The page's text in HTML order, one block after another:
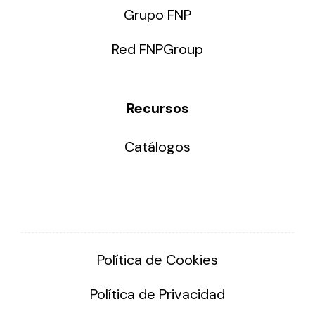
Grupo FNP
Red FNPGroup
Recursos
Catálogos
Política de Cookies
Política de Privacidad